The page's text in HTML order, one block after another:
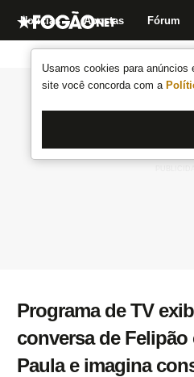
Usamos cookies para anúncios
site você concorda com a
Notícias Apostas Fórum
Programa de TV
conversa de
Paula e imagina